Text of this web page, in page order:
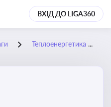
ВХІД ДО LIGA360
Теплоенергетика